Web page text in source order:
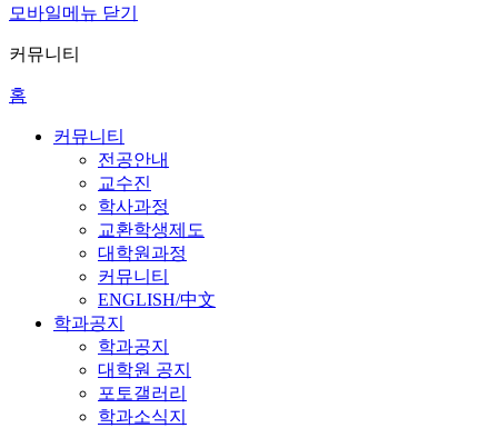
모바일메뉴 닫기
커뮤니티
홈
커뮤니티
전공안내
교수진
학사과정
교환학생제도
대학원과정
커뮤니티
ENGLISH/中文
학과공지
학과공지
대학원 공지
포토갤러리
학과소식지